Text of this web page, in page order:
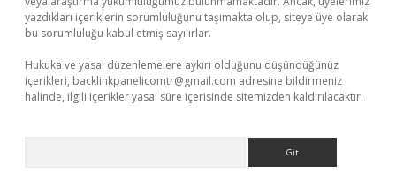
yazdıkları içeriklerin sorumluluğunu taşımakta olup, siteye üye olarak
bu sorumluluğu kabul etmiş sayılırlar.
Hukuka ve yasal düzenlemelere aykırı olduğunu düşündüğünüz
içerikleri, backlinkpanelicomtr@gmail.com adresine bildirmeniz
halinde, ilgili içerikler yasal süre içerisinde sitemizden kaldırılacaktır.